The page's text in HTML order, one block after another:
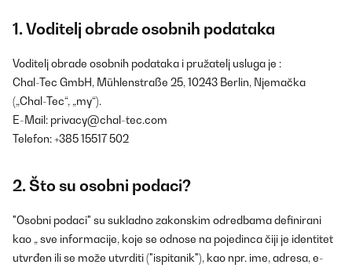
1. Voditelj obrade osobnih podataka
Voditelj obrade osobnih podataka i pružatelj usluga je :
Chal-Tec GmbH, Mühlenstraße 25, 10243 Berlin, Njemačka
(„Chal-Tec“, „my“).
E-Mail: privacy@chal-tec.com
Telefon: +385 15517 502
2. Što su osobni podaci?
"Osobni podaci" su sukladno zakonskim odredbama definirani
kao „ sve informacije, koje se odnose na pojedinca čiji je identitet
utvrđen ili se može utvrditi ("ispitanik"), kao npr. ime, adresa, e-